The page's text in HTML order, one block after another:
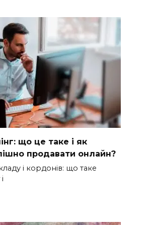
що це таке і як
продавати онлайн?
і кордонів: що таке